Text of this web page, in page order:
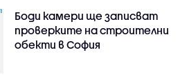
Боди камери ще записват
проверките на строителни
обекти в София